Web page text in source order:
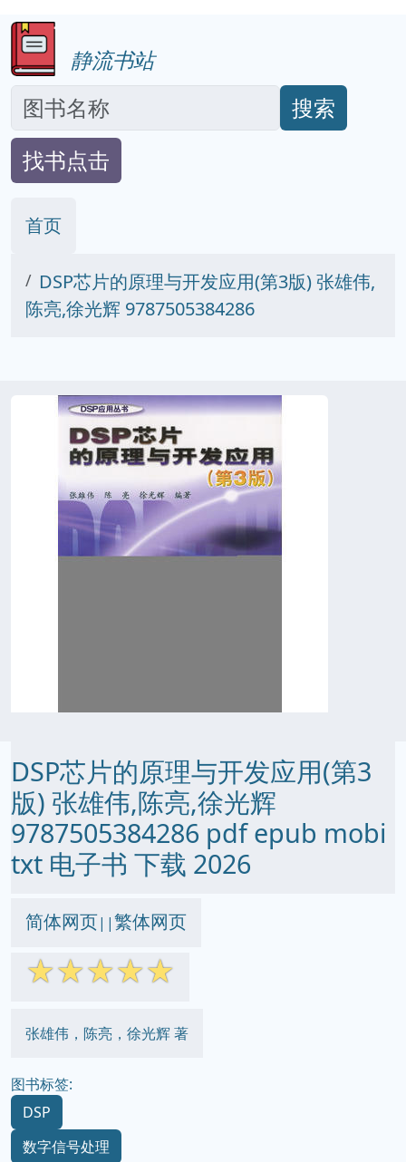
静流书站
搜索
找书点击
首页
DSP芯片的原理与开发应用(第3版) 张雄伟,
陈亮,徐光辉 9787505384286
DSP芯片的原理与开发应用(第3
版) 张雄伟,陈亮,徐光辉
9787505384286 pdf epub mobi
txt 电子书 下载 2026
简体网页||繁体网页
☆☆☆☆☆
张雄伟，陈亮，徐光辉 著
图书标签:
DSP
数字信号处理